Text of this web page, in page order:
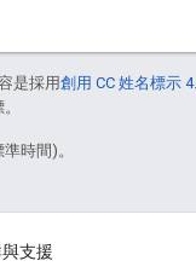
是採用創用 CC 姓名標示
時間)。
支援